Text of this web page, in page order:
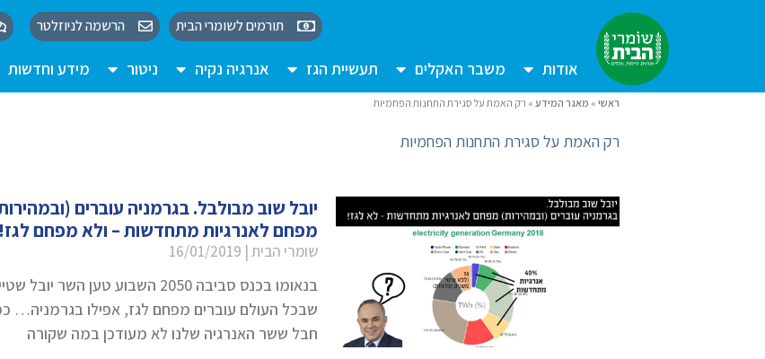
תורמים לשומרי הבית הרשמה לניוזלטר
אודות משבר האקלים תעשיית הגז אנרגיה נקיה ניטור מידע וחדשות
ראשי » מאגר המידע » רק האמת על סגירת התחנות הפחמיות
רק האמת על סגירת התחנות הפחמיות
יובל שוב מבולבל. בגרמניה עוברים
מפחם לאנרגיות מתחדשות – ולא מפחם לגז!
שומרי הבית
בנאומו בכנס סביבה 2050 השבוע טען השר יובל
שבכל העולם עוברים מפחם לגז, אפילו בגרמניה…
חבל ששר האנרגיה שלנו לא מעודכן במה שקורה